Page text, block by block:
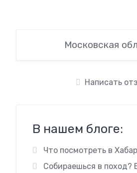
Московская
Написать
В нашем блоге:
Что посмотреть в
Собираешься в поход?